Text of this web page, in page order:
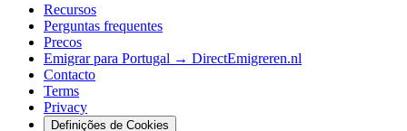
Recursos
Perguntas frequentes
Precos
Emigrar para Portugal → DirectEmigreren.nl
Contacto
Terms
Privacy
Definições de Cookies